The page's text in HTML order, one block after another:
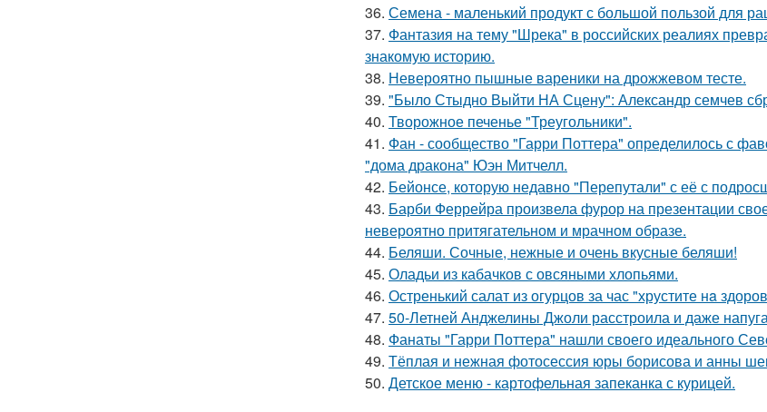
36. Семена - маленький продукт с большой пользой для
37. Фантазия на тему "Шрека" в российских реалиях
знакомую историю.
38. Невероятно пышные вареники на дрожжевом тесте.
39. "Было Стыдно Выйти НА Сцену": Александр семчев
40. Творожное печенье "Треугольники".
41. Фан - сообщество "Гарри Поттера" определилось с
"дома дракона" Юэн Митчелл.
42. Бейонсе, которую недавно "Перепутали" с её с
43. Барби Феррейра произвела фурор на презентации
невероятно притягательном и мрачном образе.
44. Беляши. Сочные, нежные и очень вкусные беляши!
45. Оладьи из кабачков с овсяными хлопьями.
46. Остренький салат из огурцов за час "хрустите нa
47. 50-Летней Анджелины Джоли расстроила и даже
48. Фанаты "Гарри Поттера" нашли своего идеального
49. Тёплая и нежная фотосессия юры борисова и анны
50. Детское меню - картофельная запеканка с курицей.